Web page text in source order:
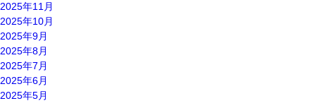
2025年11月
2025年10月
2025年9月
2025年8月
2025年7月
2025年6月
2025年5月